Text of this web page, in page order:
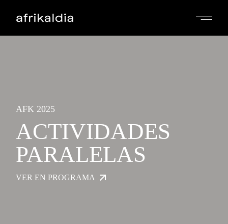
AFK 2025
ACTIVIDADES
PARALELAS
VER EN PROGRAMA